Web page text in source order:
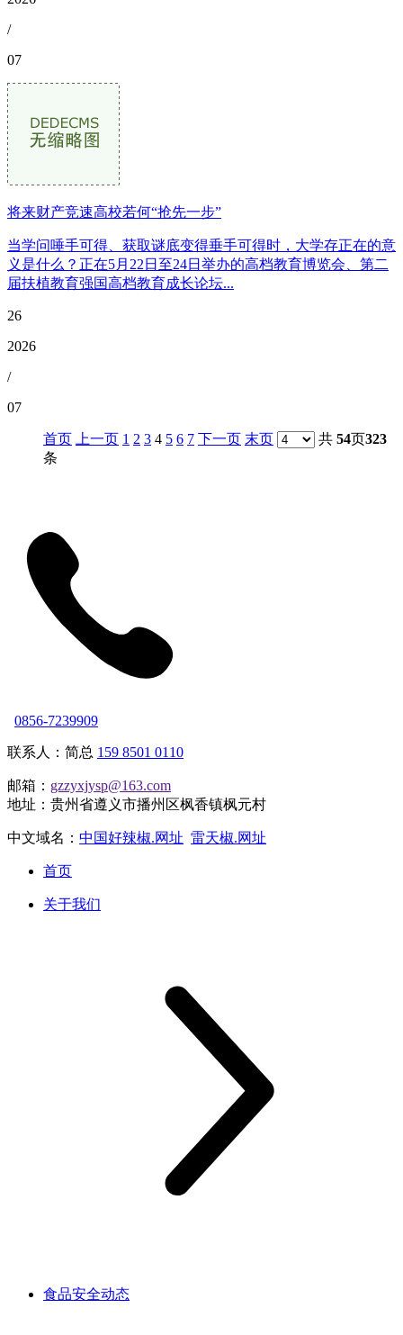
/
07
将来财产竞速高校若何“抢先一步”
当学问唾手可得、获取谜底变得垂手可得时，大学存正在的意
义是什么？正在5月22日至24日举办的高档教育博览会、第二
届扶植教育强国高档教育成长论坛...
26
2026
/
07
首页 上一页 1 2 3 4 5 6 7 下一页 末页 共 54页323
条
0856-7239909
联系人：简总 159 8501 0110
邮箱： gzzyxjysp@163.com
地址：贵州省遵义市播州区枫香镇枫元村
中文域名： 中国好辣椒.网址 雷天椒.网址
首页
关于我们
食品安全动态